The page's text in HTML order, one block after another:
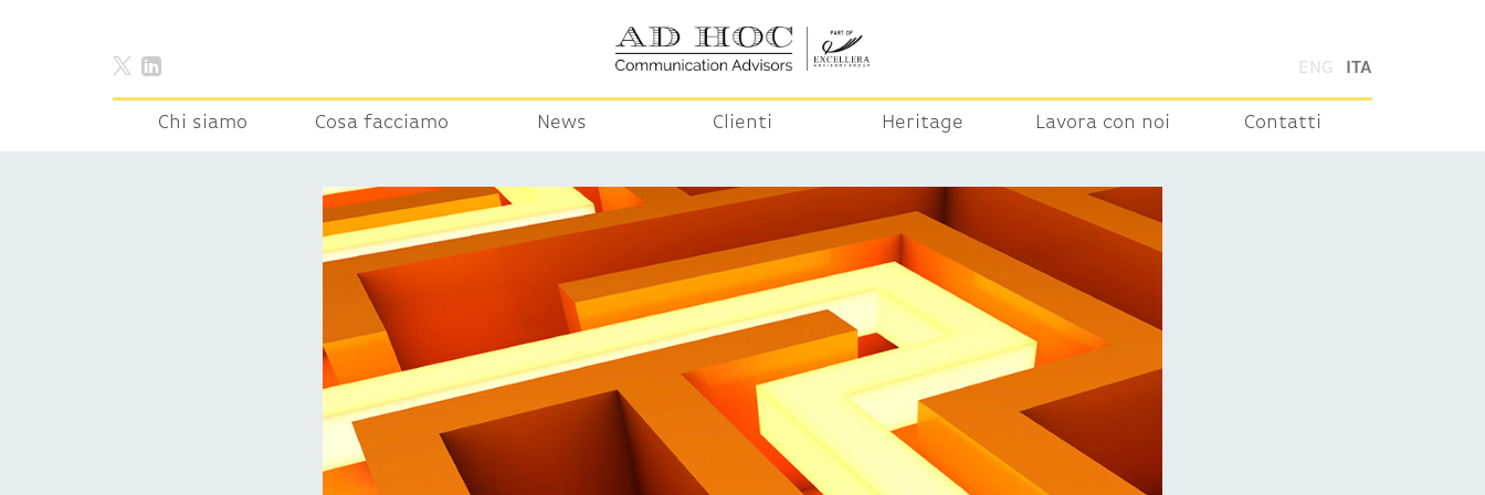
ENG ITA
Chi siamo Cosa facciamo News Clienti Heritage Lavora con noi Contatti